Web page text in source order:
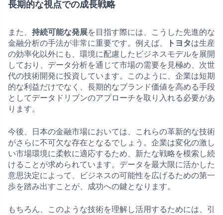
長期的な視点での成長戦略
また、 持続可能な発展を目指す際には、こうした先進的な
金融分析の手法が非常に重要です。例えば、
トヨタは生産
の効率化以外にも、環境に配慮したビジネスモデルを展開
しており、データ分析を通じて市場の需要を見極め、次世
代の技術開発に投資しています。このように、企業は短期
的な利益だけでなく、長期的なブランド価値を高める手段
としてデータドリブンのアプローチを取り入れる必要があ
ります。
今後、日本の金融市場においては、これらの革新的な技術
がさらに不可欠な存在となるでしょう。企業は変化の激し
い市場環境に柔軟に適応するため、新たな戦略を模索し続
けることが求められています。データを最大限に活かした
意思決定によって、ビジネスの可能性を広げるための第一
歩を踏み出すことが、成功への鍵となります。
もちろん、このような技術を理解し活用するためには、引